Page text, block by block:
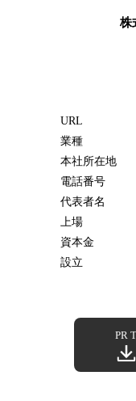
株
URL
業種
本社所在地
電話番号
代表者名
上場
資本金
設立
PR